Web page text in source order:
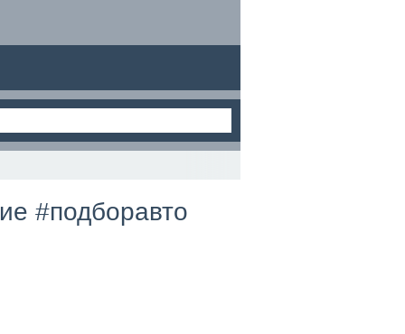
#подборавто